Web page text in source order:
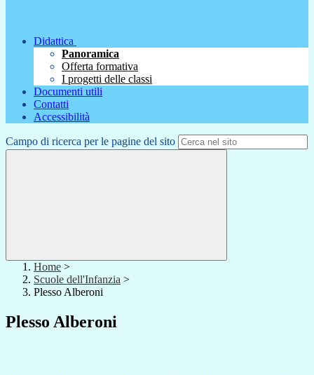
Didattica
Panoramica
Offerta formativa
I progetti delle classi
Documenti utili
Contatti
Accessibilità
Campo di ricerca per le pagine del sito
Home >
Scuole dell'Infanzia >
Plesso Alberoni
Plesso Alberoni